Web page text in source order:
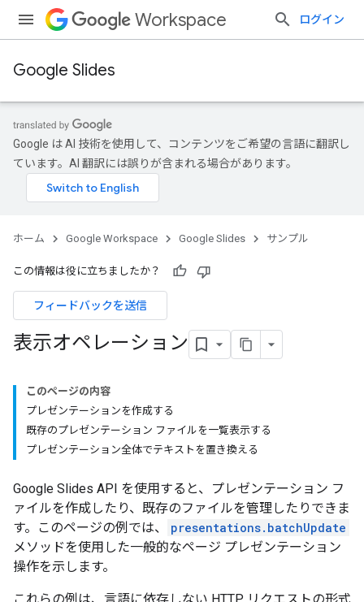
Workspace ログイン
Google Slides
Google は AI 技術を使用して、コンテンツをご希望の言語に翻訳し
ています。AI 翻訳には誤りが含まれる場合があります。
ホーム Google Workspace Google Slides サンプル
この情報は役に立ちましたか？
フィードバックを送信
表示オペレーション
このページの内容
プレゼンテーションを作成する
既存のプレゼンテーション ファイルを一覧表示する
プレゼンテーション全体でテキストを置き換える
Google Slides API を使用すると、プレゼンテーション フ
ァイルを作成したり、既存のファイルを管理したりできま
す。このページの例では、
presentations.batchUpdate
メソッドを使用した一般的なページ プレゼンテーション
操作を示します。